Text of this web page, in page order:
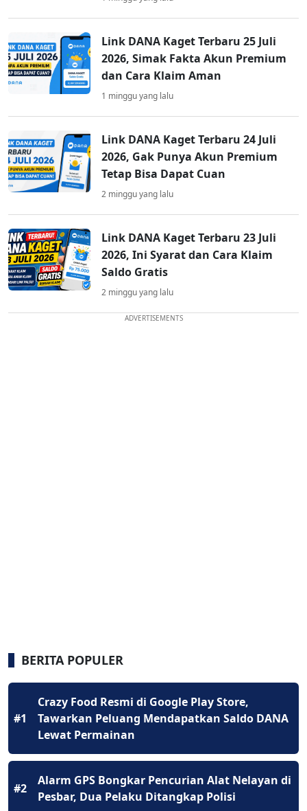
Link DANA Kaget Terbaru 25 Juli
2026, Simak Fakta Akun Premium
dan Cara Klaim Aman
1 minggu yang lalu
Link DANA Kaget Terbaru 24 Juli
2026, Gak Punya Akun Premium
Tetap Bisa Dapat Cuan
2 minggu yang lalu
Link DANA Kaget Terbaru 23 Juli
2026, Ini Syarat dan Cara Klaim
Saldo Gratis
2 minggu yang lalu
ADVERTISEMENTS
BERITA POPULER
#1
Crazy Food Resmi di Google Play Store,
Tawarkan Peluang Mendapatkan Saldo DANA
Lewat Permainan
#2
Alarm GPS Bongkar Pencurian Alat Nelayan di
Pesbar, Dua Pelaku Ditangkap Polisi